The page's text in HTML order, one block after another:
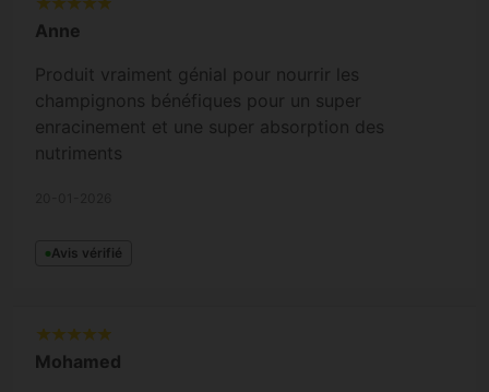
Anne
Produit vraiment génial pour nourrir les
champignons bénéfiques pour un super
enracinement et une super absorption des
nutriments
Avis vérifié
Mohamed